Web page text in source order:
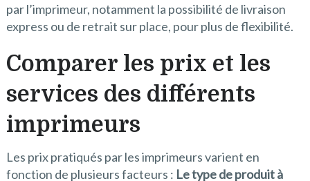
par l’imprimeur, notamment la possibilité de livraison
express ou de retrait sur place, pour plus de flexibilité.
Comparer les prix et les
services des différents
imprimeurs
Les prix pratiqués par les imprimeurs varient en
fonction de plusieurs facteurs : Le type de produit à